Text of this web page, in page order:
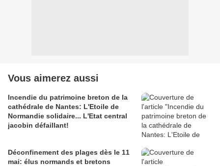
Vous aimerez aussi
Incendie du patrimoine breton de la
cathédrale de Nantes: L'Etoile de
Normandie solidaire... L'Etat central
jacobin défaillant!
Déconfinement des plages dès le 11
mai: élus normands et bretons